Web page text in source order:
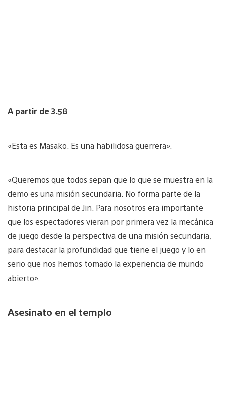
A partir de 3.58
«Esta es Masako. Es una habilidosa guerrera».
«Queremos que todos sepan que lo que se muestra en la
demo es una misión secundaria. No forma parte de la
historia principal de Jin. Para nosotros era importante
que los espectadores vieran por primera vez la mecánica
de juego desde la perspectiva de una misión secundaria,
para destacar la profundidad que tiene el juego y lo en
serio que nos hemos tomado la experiencia de mundo
abierto».
Asesinato en el templo